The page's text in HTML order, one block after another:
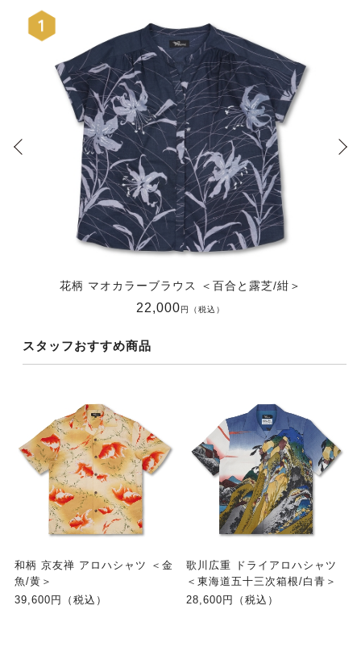
花柄 マオカラーブラウス ＜百合と露芝/紺＞
22,000円（税込）
スタッフおすすめ商品
和柄 京友禅 アロハシャツ ＜金
魚/黄＞
39,600円（税込）
歌川広重 ドライアロハシャツ
＜東海道五十三次箱根/白青＞
28,600円（税込）